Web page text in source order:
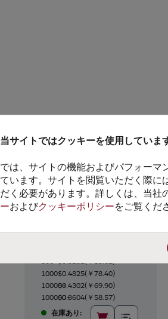
データシート
500+$0.5232(￥85.02)
1000+$0.4825(￥78.40)
10000+$0.4302(￥69.90)
100000+$0.3604(￥58.57)
在庫あり:
当サイトではクッキーを使用していま
は、サイトの機能およびパフォーマ
います。サイトを閲覧いただく際に
く必要があります。詳しくは、当社
およびクッキーポリシーをご覧くだ